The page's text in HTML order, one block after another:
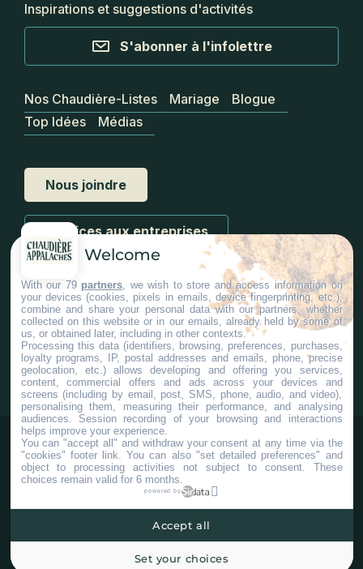
Inspirations et suggestions d'activités
S'abonner à l'infolettre
#ChaudiereAppalaches
Nous joindre
Services aux entreprises
Nos Chaudière-Listes Mariage
Blogue
Top Idées
Médias
Confidentialité Paramètres Cookies
Welcome
With our 79 partners , we wish to store and access information on
your devices (cookies, pixels in emails, device fingerprinting, etc.),
combine and share your personal data with our partners, whether
collected on this website or in our emails, already held by some of
us, or obtained later, including in other contexts.
Processing this data (identifiers, browsing, preferences, purchases,
loyalty programs, IP, postal addresses and emails, phone, precise
geolocation, etc.) allows developing and offering you services,
content, commercial offers and ads across your devices and
screens (including by email, post, SMS, phone, audio, and video),
personalising them, measuring their performance, and analysing
audiences. Session recording of your browsing and interactions
helps improve your experience.
You can "accept all" and withdraw your consent at any time via the
"cookies" footer link . You can also "set detailed preferences" and
object to processing activities not subject to consent. These
choices remain valid for 6 months.
powered by
Set your choices
Accept all